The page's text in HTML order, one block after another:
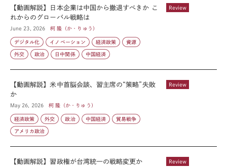
Review
【動画解説】日本企業は中国から撤退すべきか こ
れからのグローバル戦略は
June 23, 2026 柯 隆（か・りゅう）
デジタル化 イノベーション 経済政策 資源
外交 政治 日中関係 中国経済
Review
【動画解説】米中首脳会談、習主席の“策略”失敗
か
May 26, 2026 柯 隆（か・りゅう）
経済政策 外交 政治 中国経済 貿易戦争
アメリカ政治
Review
【動画解説】習政権が台湾統一の戦略変更か